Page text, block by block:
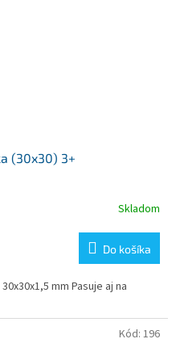
(30x30) 3+
Skladom
Do košíka
mm Pasuje aj na
Kód: 196